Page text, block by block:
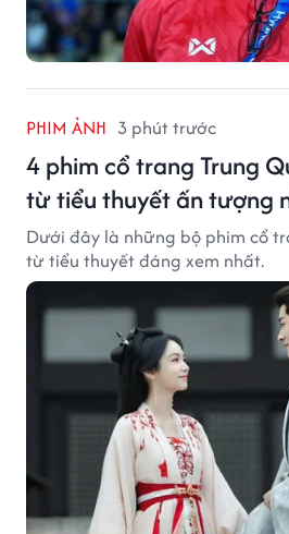
PHIM ẢNH 3 phút trước
4 phim cổ trang Trung
từ tiểu thuyết ấn tượng
Dưới đây là những bộ phim cổ
từ tiểu thuyết đáng xem nhất.